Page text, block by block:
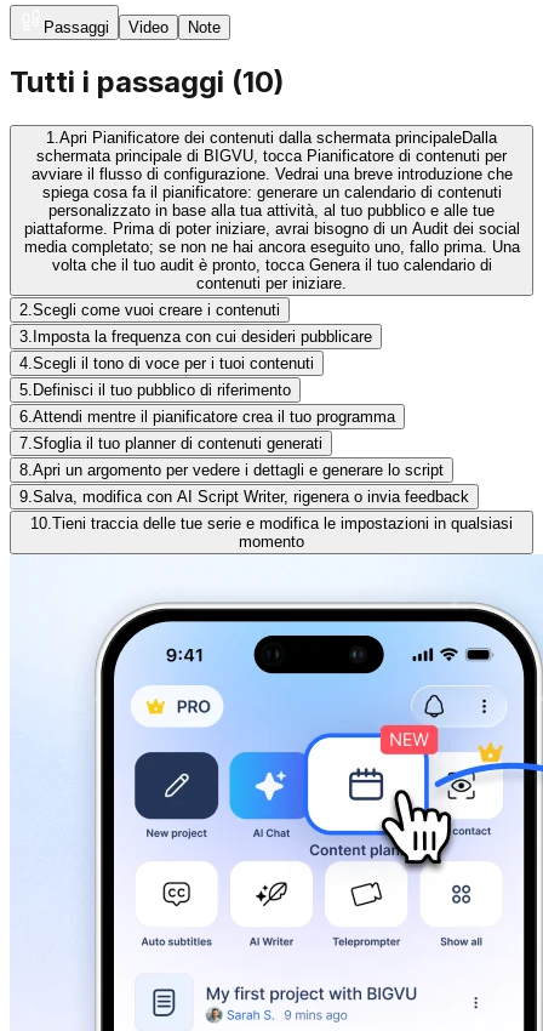
Passaggi Video Note
Tutti i passaggi (10)
1. Apri Pianificatore dei contenuti dalla schermata principaleDalla
schermata principale di BIGVU, tocca Pianificatore di contenuti per
avviare il flusso di configurazione. Vedrai una breve introduzione che
spiega cosa fa il pianificatore: generare un calendario di contenuti
personalizzato in base alla tua attività, al tuo pubblico e alle tue
piattaforme. Prima di poter iniziare, avrai bisogno di un Audit dei social
media completato; se non ne hai ancora eseguito uno, fallo prima. Una
volta che il tuo audit è pronto, tocca Genera il tuo calendario di
contenuti per iniziare.
2. Scegli come vuoi creare i contenuti
3. Imposta la frequenza con cui desideri pubblicare
4. Scegli il tono di voce per i tuoi contenuti
5. Definisci il tuo pubblico di riferimento
6. Attendi mentre il pianificatore crea il tuo programma
7. Sfoglia il tuo planner di contenuti generati
8. Apri un argomento per vedere i dettagli e generare lo script
9. Salva, modifica con AI Script Writer, rigenera o invia feedback
10. Tieni traccia delle tue serie e modifica le impostazioni in qualsiasi
momento